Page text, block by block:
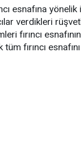
esnafına
verdikleri
fırıncı
fırıncı